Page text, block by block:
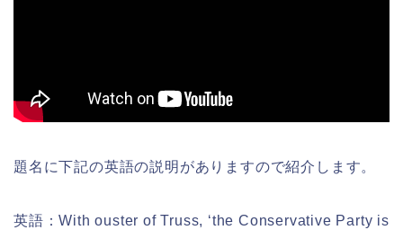
題名に下記の英語の説明がありますので紹介します。
英語：With ouster of Truss, ‘the Conservative Party is